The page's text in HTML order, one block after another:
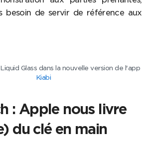
besoin de servir de référence aux
Glass dans la nouvelle version de l'app
Kiabi
: Apple nous livre
du clé en main